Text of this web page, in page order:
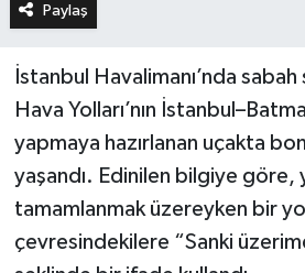
Paylaş
İstanbul Havalimanı’nda
Hava Yolları’nın
yapmaya hazırlanan uçakta
yaşandı. Edinilen bilgiye göre,
tamamlanmak üzereyken bir
çevresindekilere “Sanki